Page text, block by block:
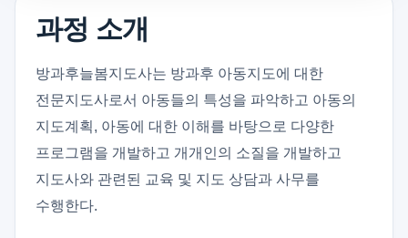
과정 소개
방과후늘봄지도사는 방과후 아동지도에 대한
전문지도사로서 아동들의 특성을 파악하고 아동의
지도계획, 아동에 대한 이해를 바탕으로 다양한
프로그램을 개발하고 개개인의 소질을 개발하고
지도사와 관련된 교육 및 지도 상담과 사무를
수행한다.